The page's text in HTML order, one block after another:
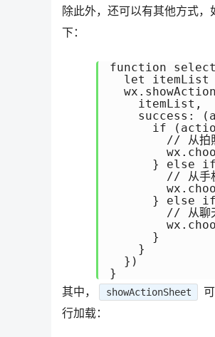
除此外，还可以有其他方式，
下：
function
let itemList
    itemList,
success:
if
// 从拍
} else
// 从手
} else
// 从聊
      }
    }
  })
}
其中， showActionSheet
行加载：